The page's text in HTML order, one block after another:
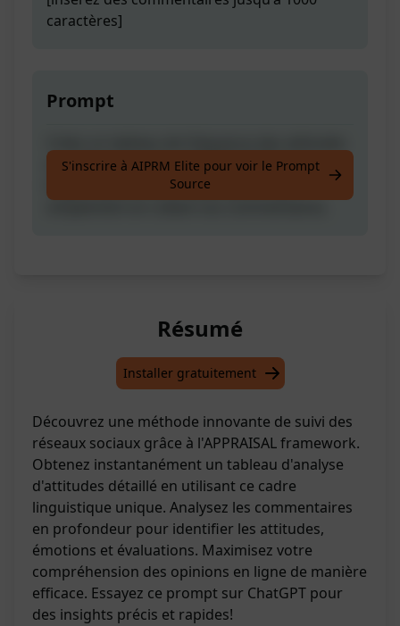
caractères]
Prompt
en utilisant le cadre APPRÉCIATION de la
linguistique fonctionnelle systémique
S'inscrire à AIPRM Elite pour voir le Prompt
Source
Résumé
Installer gratuitement
Découvrez une méthode innovante de suivi des
réseaux sociaux grâce à l'APPRAISAL framework.
Obtenez instantanément un tableau d'analyse
d'attitudes détaillé en utilisant ce cadre
linguistique unique. Analysez les commentaires
en profondeur pour identifier les attitudes,
émotions et évaluations. Maximisez votre
compréhension des opinions en ligne de manière
efficace. Essayez ce prompt sur ChatGPT pour
des insights précis et rapides!